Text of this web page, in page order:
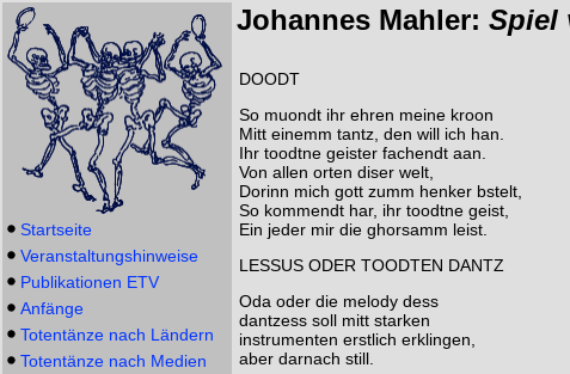
Startseite
Veranstaltungshinweise
Publikationen ETV
Anfänge
Totentänze nach Ländern
Totentänze nach Medien
Johannes Mahler: Spiel
DOODT
So muondt ihr ehren meine kroon
Mitt einemm tantz, den will ich han.
Ihr toodtne geister fachendt aan.
Von allen orten diser welt,
Dorinn mich gott zumm henker bstelt,
So kommendt har, ihr toodtne geist,
Ein jeder mir die ghorsamm leist.
LESSUS ODER TOODTEN DANTZ
Oda oder die melody dess
dantzess soll mitt starken
instrumenten erstlich erklingen,
aber darnach still.